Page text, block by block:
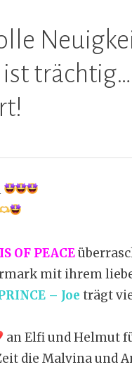
OF PEACE
mit ihrem
– Joe trägt
an Elfi und Helmut
die Malvina und